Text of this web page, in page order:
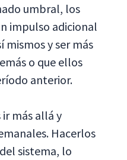
umbral, los
impulso adicional
mismos y ser más
o que ellos
anterior.
más allá y
Hacerlos
sistema, lo